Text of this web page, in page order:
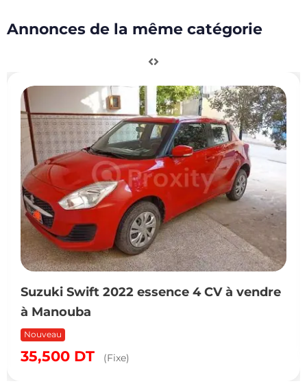
Annonces de la même catégorie
Suzuki Swift 2022 essence 4 CV à vendre
à Manouba
Nouveau
35,500 DT (Fixe)